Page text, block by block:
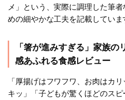
メ」という、実際に調理した筆
めの細やかな工夫を記載していま
「箸が進みすぎる」家族
感あふれる食感レビュー
「厚揚げはフワフワ、お肉はカ
キッ」「子どもが驚くほどのス